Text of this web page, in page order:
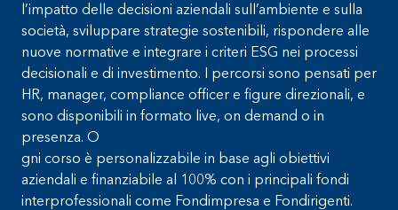
l’impatto delle decisioni aziendali sull’ambiente e sulla
società, sviluppare strategie sostenibili, rispondere alle
nuove normative e integrare i criteri ESG nei processi
decisionali e di investimento. I percorsi sono pensati per
HR, manager, compliance officer e figure direzionali, e
sono disponibili in formato live, on demand o in
presenza. O
gni corso è personalizzabile in base agli obiettivi
aziendali e finanziabile al 100% con i principali fondi
interprofessionali come Fondimpresa e Fondirigenti.